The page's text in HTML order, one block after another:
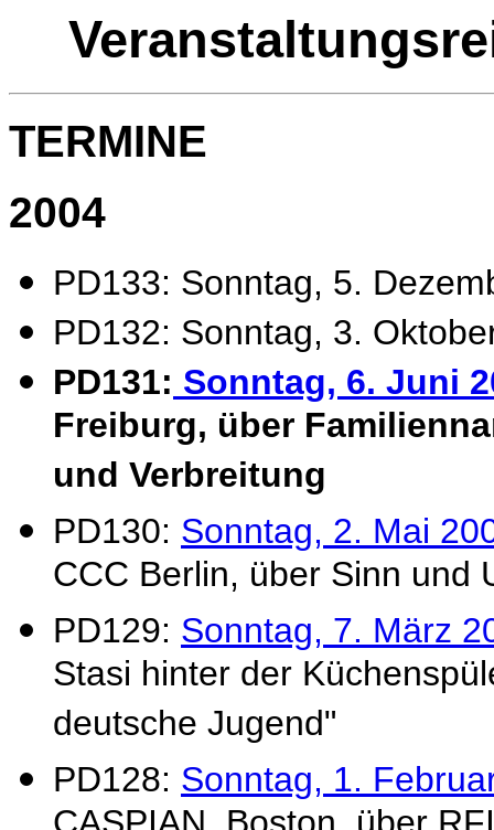
TERMINE
2004
PD133: Sonntag, 5.
PD132: Sonntag, 3.
PD131: Sonntag, 6. Juni
Freiburg, über
und Verbreitung
PD130: Sonntag, 2. Mai
CCC Berlin, über Sinn und
PD129: Sonntag, 7. März
Stasi hinter der
deutsche Jugend"
PD128: Sonntag, 1.